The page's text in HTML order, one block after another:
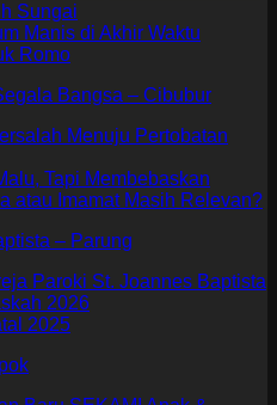
Sungai
Manis di Akhir Waktu
Romo
Bangsa – Cibubur
Menuju Pertobatan
Tapi Membebaskan
atau Imamat Masih Relevan?
– Parung
Paroki St. Joannes Baptista
2026
2025